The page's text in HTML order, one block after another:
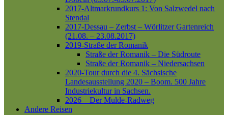
2017-Altmarkrundkurs 1: Von Salzwedel nach
Stendal
2017-Dessau – Zerbst – Wörlitzer Gartenreich
(21.08. – 23.08.2017)
2019-Straße der Romanik
Straße der Romanik – Die Südroute
Straße der Romanik – Niedersachsen
2020-Tour durch die 4. Sächsische
Landesausstellung 2020 – Boom. 500 Jahre
Industriekultur in Sachsen.
2026 – Der Mulde-Radweg
Andere Reisen